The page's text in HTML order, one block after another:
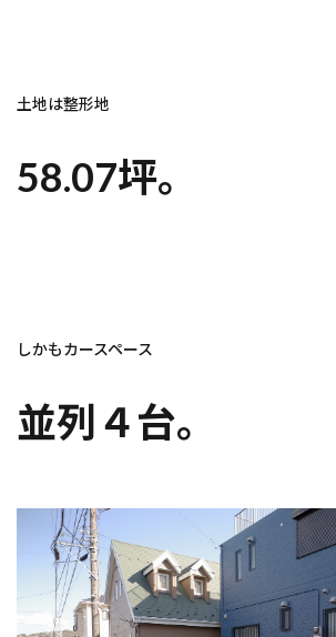
土地は整形地
58.07坪。
しかもカースペース
並列４台。